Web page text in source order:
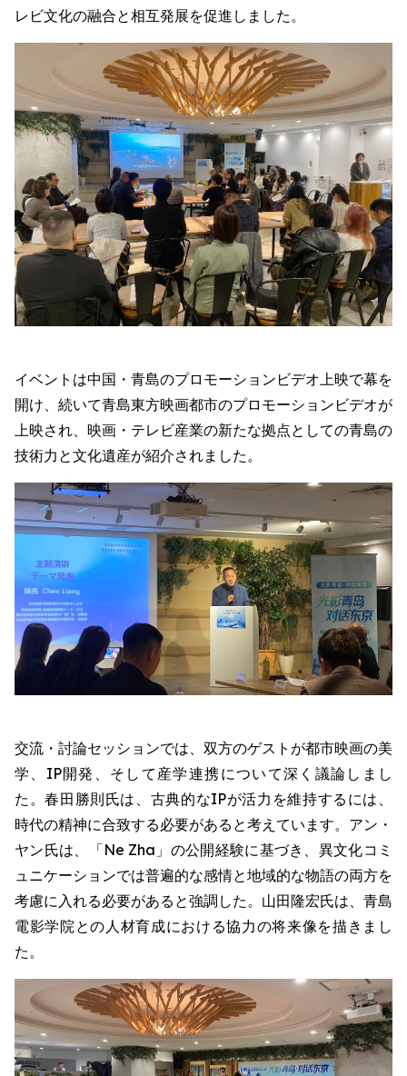
レビ文化の融合と相互発展を促進しました。
イベントは中国・青島のプロモーションビデオ上映で幕を
開け、続いて青島東方映画都市のプロモーションビデオが
上映され、映画・テレビ産業の新たな拠点としての青島の
技術力と文化遺産が紹介されました。
交流・討論セッションでは、双方のゲストが都市映画の美
学、IP開発、そして産学連携について深く議論しまし
た。春田勝則氏は、古典的なIPが活力を維持するには、
時代の精神に合致する必要があると考えています。アン・
ヤン氏は、「Ne Zha」の公開経験に基づき、異文化コミ
ュニケーションでは普遍的な感情と地域的な物語の両方を
考慮に入れる必要があると強調した。山田隆宏氏は、青島
電影学院との人材育成における協力の将来像を描きまし
た。